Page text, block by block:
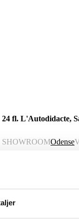
24 fl. L'Autodidacte,
SHOWROOMOdense
24 fl. L'Autodidacte,